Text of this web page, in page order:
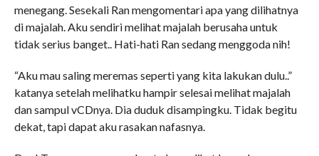
menegang. Sesekali Ran mengomentari apa yang dilihatnya
di majalah. Aku sendiri melihat majalah berusaha untuk
tidak serius banget.. Hati-hati Ran sedang menggoda nih!
“Aku mau saling meremas seperti yang kita lakukan dulu..”
katanya setelah melihatku hampir selesai melihat majalah
dan sampul vCDnya. Dia duduk disampingku. Tidak begitu
dekat, tapi dapat aku rasakan nafasnya.